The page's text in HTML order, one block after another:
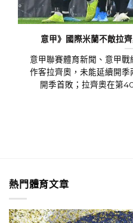
意甲》國際米蘭不敵拉
意甲聯賽體育新聞、意甲
作客拉齊奧，未能延續開季
開季首敗；拉齊奧在第
熱門體育文章